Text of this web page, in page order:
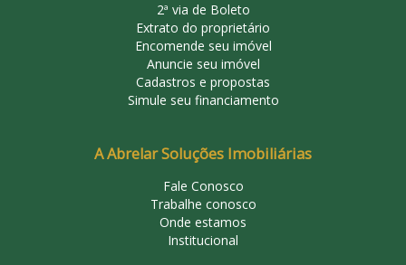
2ª via de Boleto
Extrato do proprietário
Encomende seu imóvel
Anuncie seu imóvel
Cadastros e propostas
Simule seu financiamento
A Abrelar Soluções Imobiliárias
Fale Conosco
Trabalhe conosco
Onde estamos
Institucional